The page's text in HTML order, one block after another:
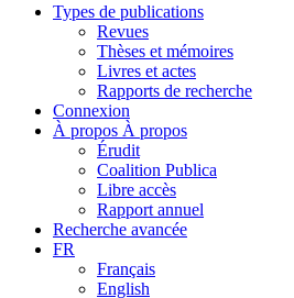
Types de publications
Revues
Thèses et mémoires
Livres et actes
Rapports de recherche
Connexion
À propos À propos
Érudit
Coalition Publica
Libre accès
Rapport annuel
Recherche avancée
FR
Français
English